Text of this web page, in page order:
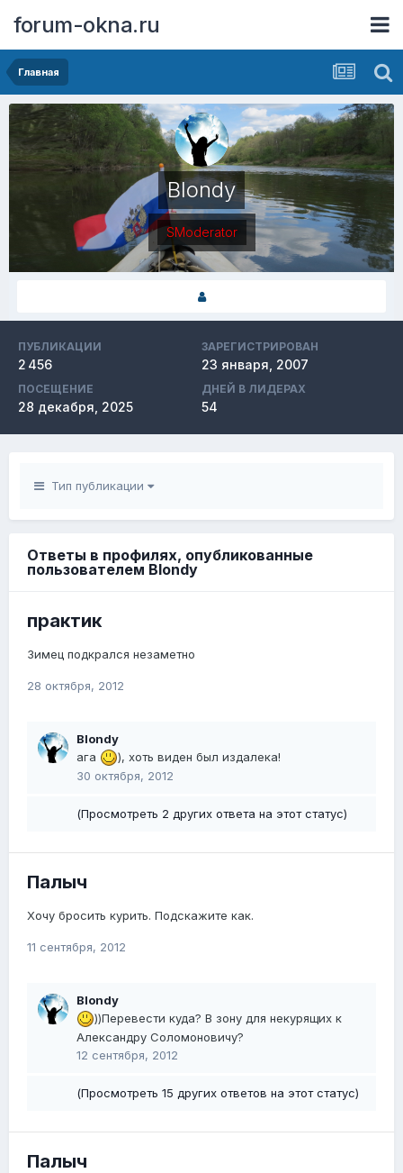
forum-okna.ru
Главная
Blondy
SModerator
ПУБЛИКАЦИИ
2 456
ЗАРЕГИСТРИРОВАН
23 января, 2007
ПОСЕЩЕНИЕ
28 декабря, 2025
ДНЕЙ В ЛИДЕРАХ
54
Тип публикации
Ответы в профилях, опубликованные
пользователем Blondy
практик
Зимец подкрался незаметно
28 октября, 2012
Blondy
ага
), хоть виден был издалека!
30 октября, 2012
(Просмотреть 2 других ответа на этот статус)
Палыч
Хочу бросить курить. Подскажите как.
11 сентября, 2012
Blondy
))Перевести куда? В зону для некурящих к
Александру Соломоновичу?
12 сентября, 2012
(Просмотреть 15 других ответов на этот статус)
Палыч